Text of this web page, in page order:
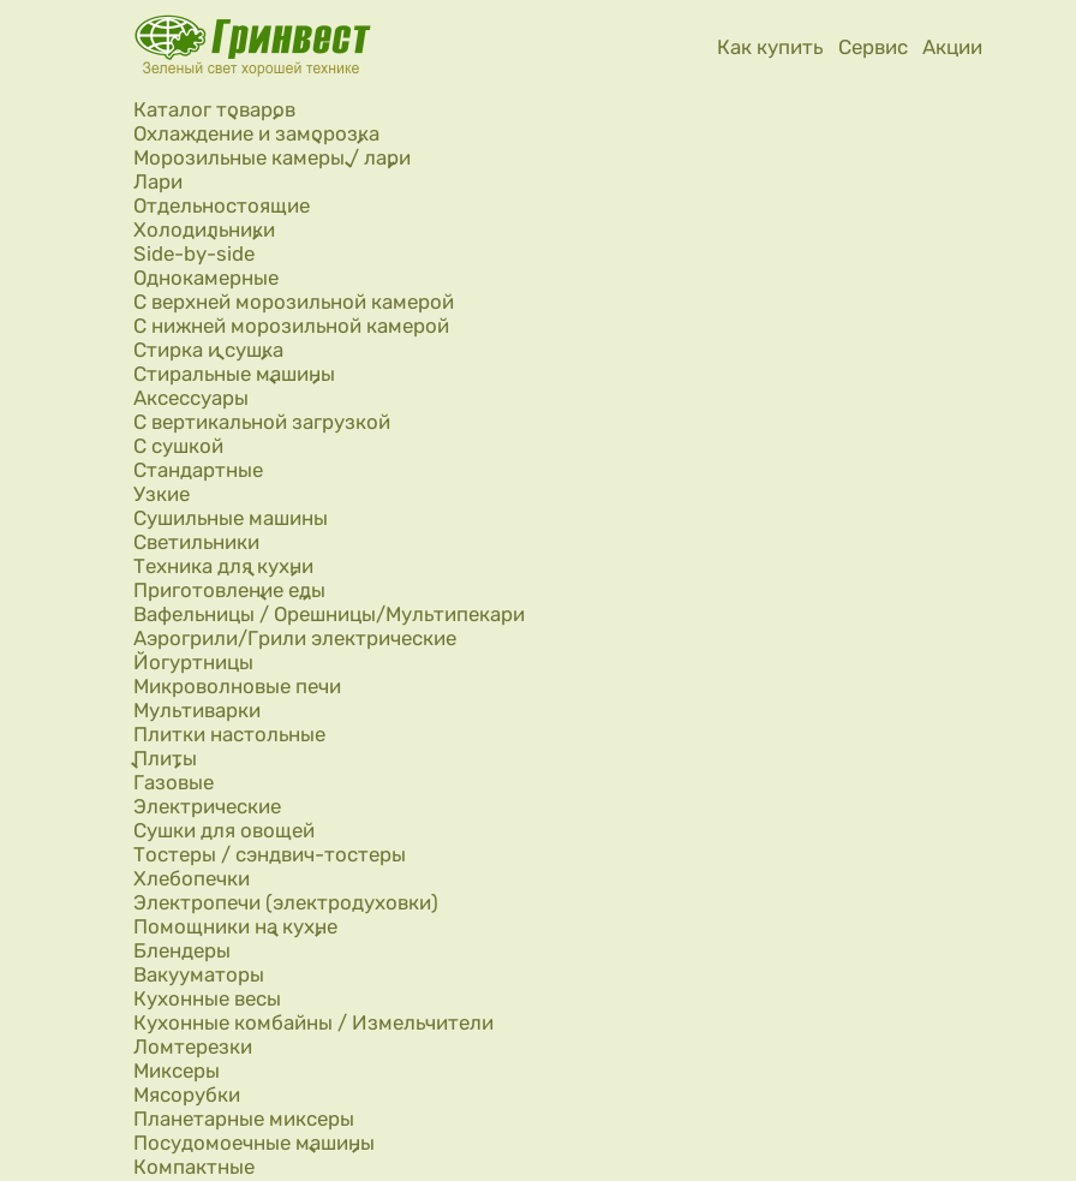
Перейти к основному содержанию
Как купить
Сервис Акции
Каталог товаров
Охлаждение и заморозка
Морозильные камеры / лари
Лари
Отдельностоящие
Холодильники
Side-by-side
Однокамерные
С верхней морозильной камерой
С нижней морозильной камерой
Стирка и сушка
Стиральные машины
Аксессуары
С вертикальной загрузкой
С сушкой
Стандартные
Узкие
Сушильные машины
Светильники
Техника для кухни
Приготовление еды
Вафельницы / Орешницы/Мультипекари
Аэрогрили/Грили электрические
Йогуртницы
Микроволновые печи
Мультиварки
Плитки настольные
Плиты
Газовые
Электрические
Сушки для овощей
Тостеры / сэндвич-тостеры
Хлебопечки
Электропечи (электродуховки)
Помощники на кухне
Блендеры
Вакууматоры
Кухонные весы
Кухонные комбайны / Измельчители
Ломтерезки
Миксеры
Мясорубки
Планетарные миксеры
Посудомоечные машины
Компактные